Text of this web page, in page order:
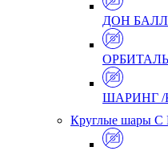
ДОН
ОРБИТАЛЬ
ШАРИНГ /
Круглые шары